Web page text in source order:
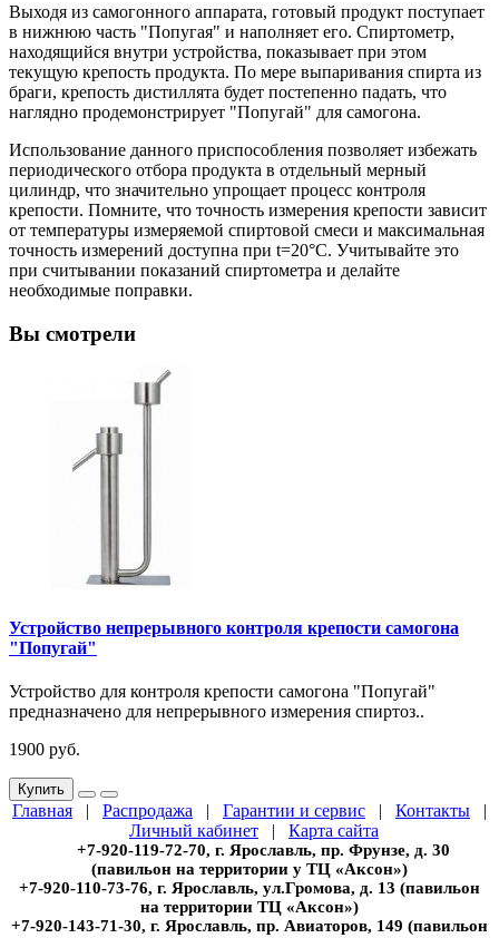
Выходя из самогонного аппарата, готовый продукт поступает
в нижнюю часть "Попугая" и наполняет его. Спиртометр,
находящийся внутри устройства, показывает при этом
текущую крепость продукта. По мере выпаривания спирта из
браги, крепость дистиллята будет постепенно падать, что
наглядно продемонстрирует "Попугай" для самогона.
Использование данного приспособления позволяет избежать
периодического отбора продукта в отдельный мерный
цилиндр, что значительно упрощает процесс контроля
крепости. Помните, что точность измерения крепости зависит
от температуры измеряемой спиртовой смеси и максимальная
точность измерений доступна при t=20°С. Учитывайте это
при считывании показаний спиртометра и делайте
необходимые поправки.
Вы смотрели
Устройство непрерывного контроля крепости самогона
"Попугай"
Устройство для контроля крепости самогона "Попугай"
предназначено для непрерывного измерения спиртоз..
1900 руб.
Купить
Главная | Распродажа | Гарантии и сервис | Контакты |
Личный кабинет | Карта сайта
+7-920-119-72-70, г. Ярославль, пр. Фрунзе, д. 30
(павильон на территории у ТЦ «Аксон»)
+7-920-110-73-76, г. Ярославль, ул.Громова, д. 13 (павильон
на территории ТЦ «Аксон»)
+7-920-143-71-30, г. Ярославль, пр. Авиаторов, 149 (павильон